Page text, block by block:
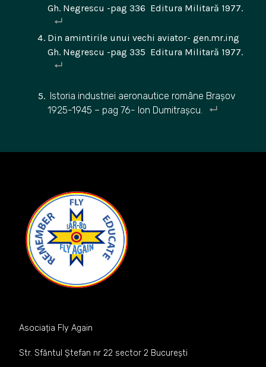
Gh. Negrescu -pag 336 Editura Militară 1977.
Din amintirile unui vechi aviator- gen.mr.ing
Gh. Negrescu -pag 335 Editura Militară 1977.
Istoria industriei aeronautice române Brașov
1925-1945 – pag 76- Ion Dumitrașcu.
Asociația Fly Again
Str. Sfăntul Ștefan nr 22 sector 2 București